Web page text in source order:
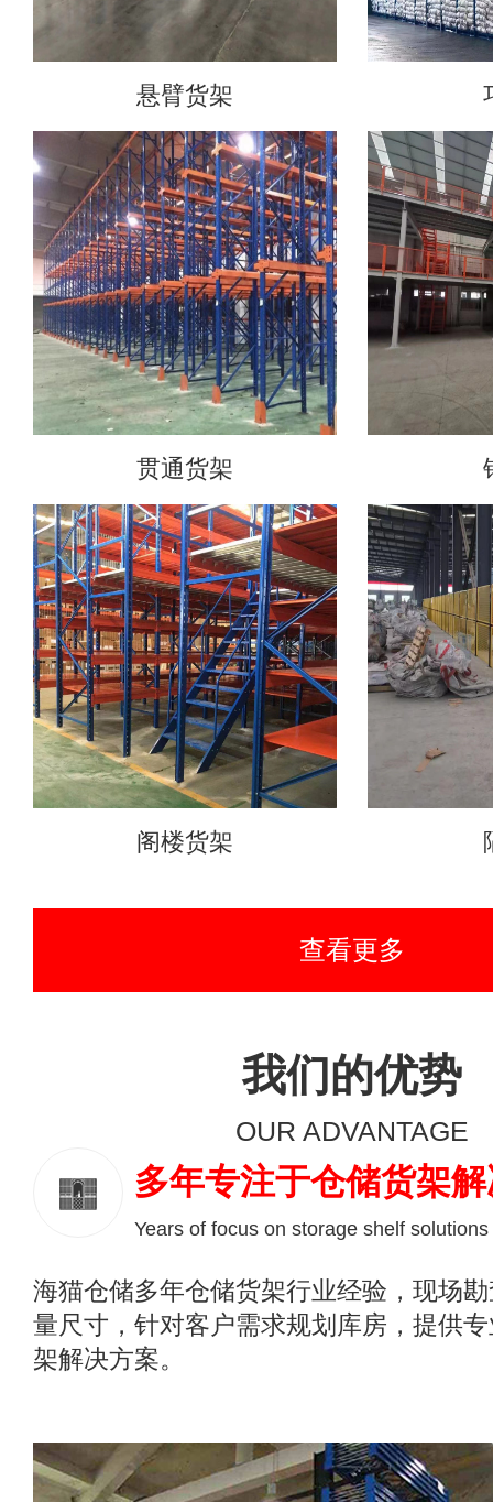
悬臂货架
贯通货架
阁楼货架
查看更多
我们的优势
OUR ADVANTAGE
多年专注于仓储货架
Years of focus on storage shelf solutions
海猫仓储多年仓储货架行业经验，现场
量尺寸，针对客户需求规划库房，提供
架解决方案。